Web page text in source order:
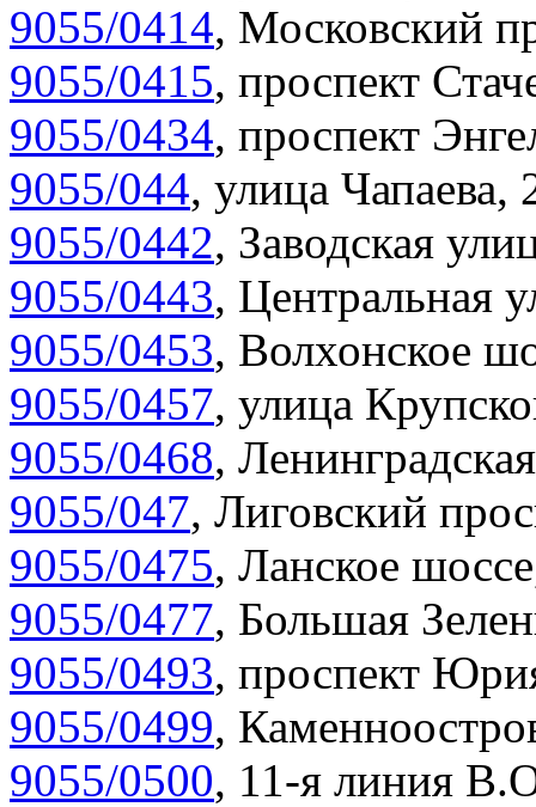
9055/0414, Московский
9055/0415, проспект
9055/0434, проспект
9055/044, улица Чапаева,
9055/0442, Заводская
9055/0443, Центральная
9055/0453, Волхонское
9055/0457, улица
9055/0468,
9055/047, Лиговский
9055/0475, Ланское
9055/0477, Большая
9055/0493, проспект
9055/0499,
9055/0500, 11-я линия